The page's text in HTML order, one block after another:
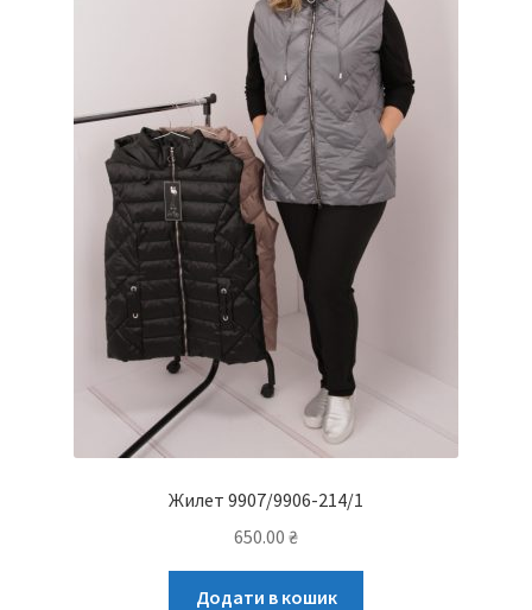
Жилет 9907/9906-214/1
650.00 ₴
Додати в кошик